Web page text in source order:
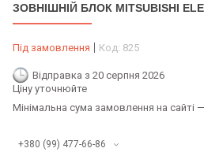
ЗОВНІШНІЙ БЛОК MITSUBISHI
Під замовлення Код: 825
Відправка з 20 серпня 2026
Ціну уточнюйте
Мінімальна сума замовлення на сайті
+380 (99) 477-66-86